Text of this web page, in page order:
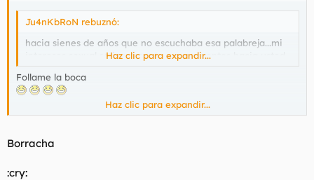
Ju4nKbRoN rebuznó:
hacia sienes de años que no escuchaba esa palabreja...mi
intereses sexual se incrementa por momentos hacia usted
Haz clic para expandir...
Follame la boca
Estoy bruta, pero es el vino que habla por mi. Ruego que me
Haz clic para expandir...
Borracha
:cry: